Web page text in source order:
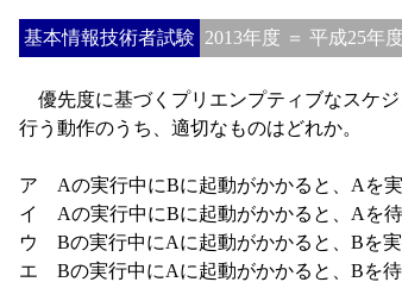
基本情報技術者試験 2013年度 ＝ 平成25年
優先度に基づくプリエンプティブなスケ
行う動作のうち、適切なものはどれか。
ア Aの実行中にBに起動がかかると、Aを実
イ Aの実行中にBに起動がかかると、Aを待
ウ Bの実行中にAに起動がかかると、Bを実
エ Bの実行中にAに起動がかかると、Bを待